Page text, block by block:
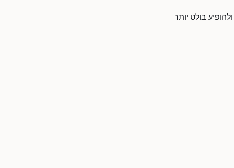
בולט יותר